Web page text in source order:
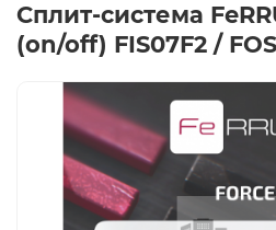
Сплит-система
(on/off) FIS07F2 /